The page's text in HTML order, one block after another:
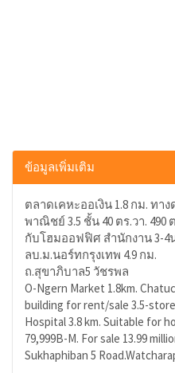
ข้อมูลเพิ่มเติม
ตลาดเคหะออเงิน 1.8 กม. ท
พาณิชย์ 3.5 ชั้น 40 ตร.วา. 490
กับโฮมออฟฟิศ สำนักงาน 3-4น
ลบ.ม.นอร์ทกรุงเทพ 4.9 กม.
ถ.สุขาภิบาล​5​ วัชรพล
O-Ngern Market 1.8km.
building for rent/sale 3.5-
Hospital 3.8 km. Suitable for
79,999B-M. For sale 13.99
Sukhaphiban 5